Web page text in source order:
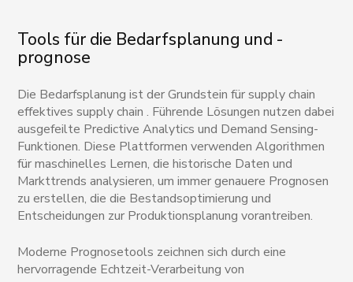
Tools für die Bedarfsplanung und -
prognose
Die Bedarfsplanung ist der Grundstein für supply chain
effektives supply chain . Führende Lösungen nutzen dabei
ausgefeilte Predictive Analytics und Demand Sensing-
Funktionen. Diese Plattformen verwenden Algorithmen
für maschinelles Lernen, die historische Daten und
Markttrends analysieren, um immer genauere Prognosen
zu erstellen, die die Bestandsoptimierung und
Entscheidungen zur Produktionsplanung vorantreiben.
Moderne Prognosetools zeichnen sich durch eine
hervorragende Echtzeit-Verarbeitung von